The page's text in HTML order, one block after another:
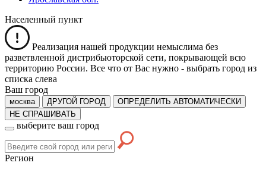
Населенный пункт
Реализация нашей продукции немыслима без
разветвленной дистрибьюторской сети, покрывающей всю
территорию России. Все что от Вас нужно - выбрать город из
списка слева
Ваш город
москва ДРУГОЙ ГОРОД
ОПРЕДЕЛИТЬ АВТОМАТИЧЕСКИ
НЕ СПРАШИВАТЬ
выберите ваш город
Регион